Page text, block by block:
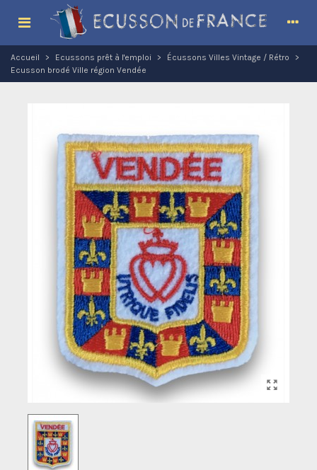
Accueil > Ecussons prêt à l'emploi > Écussons Villes Vintage / Rétro
>
Ecusson brodé Ville région Vendée